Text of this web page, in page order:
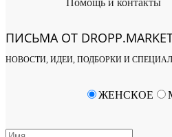
Помощь и контакты
ПИСЬМА ОТ
НОВОСТИ, ИДЕИ, ПОДБОРКИ И
ЖЕНСКОЕ